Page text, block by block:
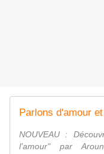
NOUVEAU :
l'amour" par